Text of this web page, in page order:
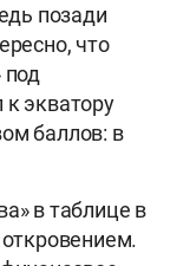
позади
что
под
экватору
баллов: в
в таблице в